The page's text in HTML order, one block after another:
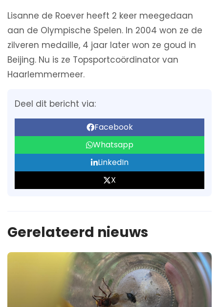
Lisanne de Roever heeft 2 keer meegedaan
aan de Olympische Spelen. In 2004 won ze de
zilveren medaille, 4 jaar later won ze goud in
Beijing. Nu is ze Topsportcoördinator van
Haarlemmermeer.
Deel dit bericht via:
Facebook
Whatsapp
LinkedIn
X
Gerelateerd nieuws